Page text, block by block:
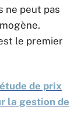
ne peut pas
le premier
de prix
la gestion de